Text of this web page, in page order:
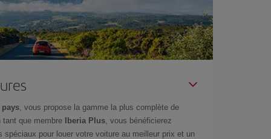
pays , vous propose la gamme la plus complète de
que membre
Iberia Plus , vous bénéficierez
pour louer votre voiture au meilleur prix et un